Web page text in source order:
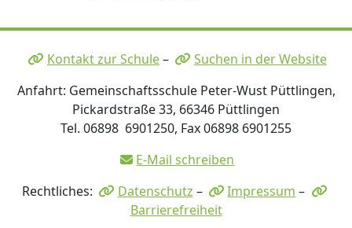
Kontakt zur Schule–
Suchen in der Website
Anfahrt: Gemeinschaftsschule Peter-Wust Püttlingen,
Pickardstraße 33, 66346 Püttlingen
Tel. 06898 6901250, Fax 06898 6901255
E-Mail schreiben
Rechtliches:
Datenschutz – Impressum –
Barrierefreiheit